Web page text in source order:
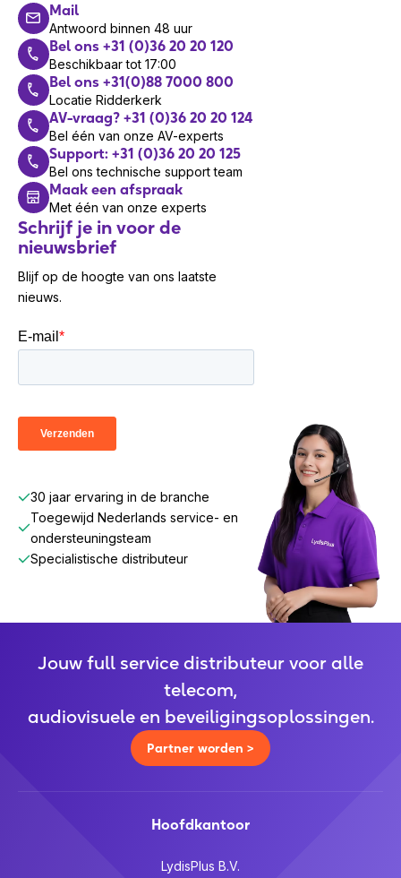
Mail
Antwoord binnen 48 uur
Bel ons +31 (0)36 20 20 120
Beschikbaar tot 17:00
Bel ons +31(0)88 7000 800
Locatie Ridderkerk
AV-vraag? +31 (0)36 20 20 124
Bel één van onze AV-experts
Support: +31 (0)36 20 20 125
Bel ons technische support team
Maak een afspraak
Met één van onze experts
Schrijf je in voor de
nieuwsbrief
Blijf op de hoogte van ons laatste
nieuws.
30 jaar ervaring in de branche
Toegewijd Nederlands service- en
ondersteuningsteam
Specialistische distributeur
Jouw full service distributeur voor alle
telecom,
audiovisuele en beveiligingsoplossingen.
Partner worden >
Hoofdkantoor
LydisPlus B.V.